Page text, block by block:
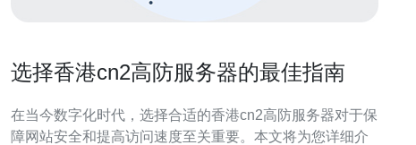
选择香港cn2高防服务器的最佳指南
在当今数字化时代，选择合适的香港cn2高防服务器对于保
障网站安全和提高访问速度至关重要。本文将为您详细介